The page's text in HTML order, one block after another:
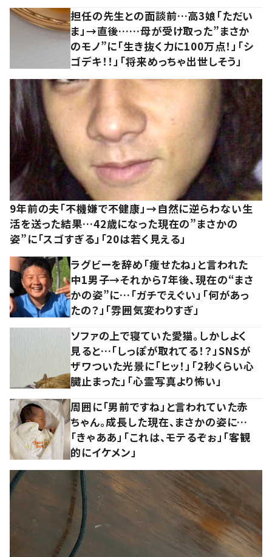
担任の先生との面談前…高3娘「ただい
ま」→直後……母が受け取った”まさか
のモノ”に「生き抜く力に100万点！」「シ
ゴデキ！！」「将来めっちゃ出世しそう」
9年前の夫「不機嫌で不健康」→自然に逆らわない生
活を送った結果…42歳になった現在の”まさかの
姿”に「スゴすぎる」「20は若く見える」
ラグビーを辞め「痩せたね」と言われた
中1男子→それから7年後、現在の“まさ
かの姿”に…「ガチでえぐい」「何があっ
たの？」「雰囲気変わりすぎ」
ソファの上で寝ていた愛猫。しかしよく
見ると…「しっぽが取れてる！？」SNSが
ザワついた光景に「ヒッ！」「2秒くらい心
臓止まった」「心霊写真より怖い」
周囲に「男前ですね」と言われていた赤
ちゃん。成長した現在、まさかの姿に…
「きゃああ」「これは、モテるぞぉ」「客観
的にイケメン」